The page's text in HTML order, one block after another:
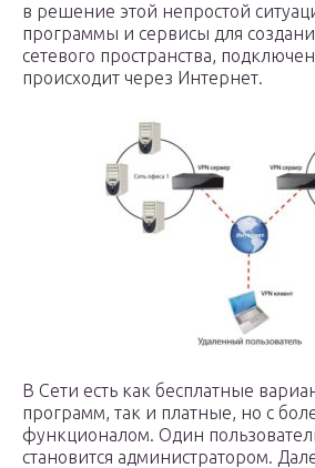
в решение этой непростой
программы и сервисы для
сетевого пространства,
происходит через Интернет.
В Сети есть как бесплатные
программ, так и платные, но с
функционалом. Один
становится администратором.